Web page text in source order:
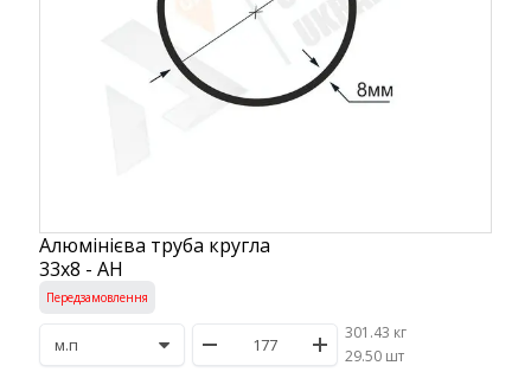
Алюмінієва труба кругла
33х8 - АН
Передзамовлення
301.43 кг
/29.50 шт